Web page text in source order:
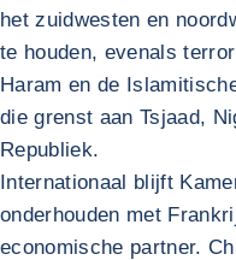
het zuidwesten en
te houden, evenals
Haram en de
die grenst aan Tsjaad,
Republiek.
Internationaal blijft
onderhouden met
economische partner.